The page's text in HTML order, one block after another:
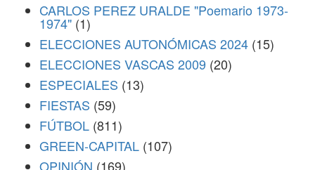
CARLOS PEREZ URALDE "Poemario 1973-
1974" (1)
ELECCIONES AUTONÓMICAS 2024 (15)
ELECCIONES VASCAS 2009 (20)
ESPECIALES (13)
FIESTAS (59)
FÚTBOL (811)
GREEN-CAPITAL (107)
OPINIÓN (169)